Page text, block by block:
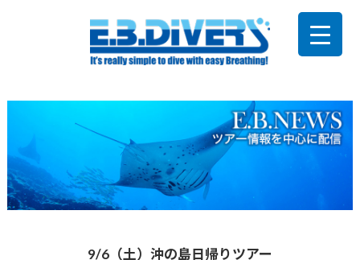
9/6（土）沖の島日帰りツアー